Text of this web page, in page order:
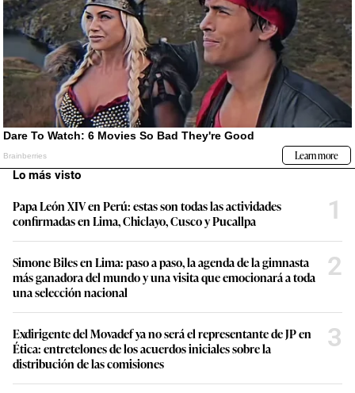
Lo más visto
Papa León XIV en Perú: estas son todas las actividades
confirmadas en Lima, Chiclayo, Cusco y Pucallpa
1
Simone Biles en Lima: paso a paso, la agenda de la gimnasta
más ganadora del mundo y una visita que emocionará a toda
una selección nacional
2
Exdirigente del Movadef ya no será el representante de JP en
Ética: entretelones de los acuerdos iniciales sobre la
distribución de las comisiones
3